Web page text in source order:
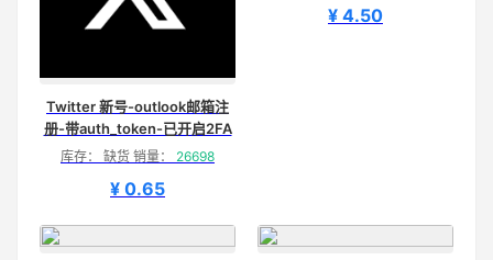
Twitter 新号-outlook邮箱注
册-带auth_token-已开启2FA
库存： 缺货 销量： 26698
¥ 0.65
¥ 4.50